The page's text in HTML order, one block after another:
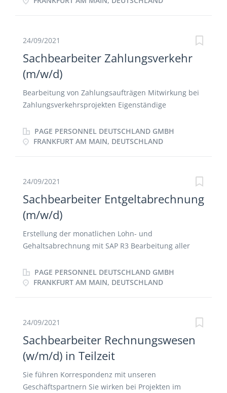
bestehender Prozes­se
24/09/2021
Sachbearbeiter Zahlungsverkehr
(m/w/d)
Bearbeitung von Zahlungsaufträgen Mitwirkung bei
Zahlungsverkehrsprojekten Eigenständige
resultierenden Reklamationen Stammdatenpflege
PAGE PERSONNEL DEUTSCHLAND GMBH
FRANKFURT AM MAIN, DEUTSCHLAND
24/09/2021
Sachbearbeiter Entgeltabrechnung
(m/w/d)
Erstellung der monatlichen Lohn- und
Gehaltsabrechnung mit SAP R3 Bearbeitung aller
Personalbereich Stammdatenpflege, Pflege der
Arbeitszeitkonten, Urlaubs- und Krankmeldungen
Bescheinigungswesens Betreuung der Mitarbeiter in
allen abrechnungsrelevanten Fragen Korrespondenz
mit Mitarbeitern, Krankenkassen, Behörden etc
PAGE PERSONNEL DEUTSCHLAND GMBH
FRANKFURT AM MAIN, DEUTSCHLAND
24/09/2021
Sachbearbeiter Rechnungswesen
(w/m/d) in Teilzeit
Sie führen Korrespondenz mit unseren
Geschäftspartnern Sie wirken bei Projekten im